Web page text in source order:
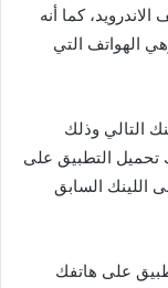
كما أنه
الهواتف التي
التالي وذلك
تحميل التطبيق على
اللينك السابق
على هاتفك